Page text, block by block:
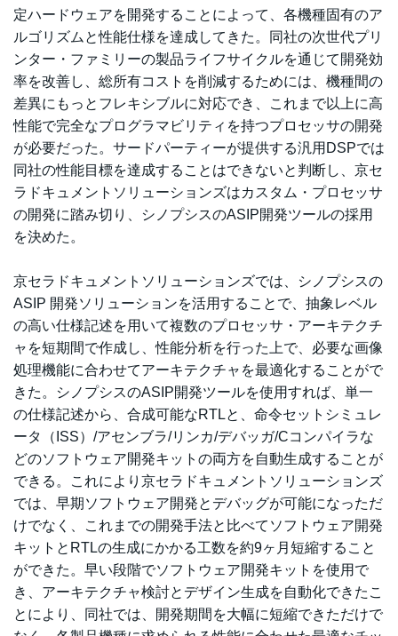
定ハードウェアを開発することによって、各機種固有のア
ルゴリズムと性能仕様を達成してきた。同社の次世代プリ
ンター・ファミリーの製品ライフサイクルを通じて開発効
率を改善し、総所有コストを削減するためには、機種間の
差異にもっとフレキシブルに対応でき、これまで以上に高
性能で完全なプログラマビリティを持つプロセッサの開発
が必要だった。サードパーティーが提供する汎用DSPでは
同社の性能目標を達成することはできないと判断し、京セ
ラドキュメントソリューションズはカスタム・プロセッサ
の開発に踏み切り、シノプシスのASIP開発ツールの採用
を決めた。
京セラドキュメントソリューションズでは、シノプシスの
ASIP 開発ソリューションを活用することで、抽象レベル
の高い仕様記述を用いて複数のプロセッサ・アーキテクチ
ャを短期間で作成し、性能分析を行った上で、必要な画像
処理機能に合わせてアーキテクチャを最適化することがで
きた。シノプシスのASIP開発ツールを使用すれば、単一
の仕様記述から、合成可能なRTLと、命令セットシミュレ
ータ（ISS）/アセンブラ/リンカ/デバッガ/Cコンパイラな
どのソフトウェア開発キットの両方を自動生成することが
できる。これにより京セラドキュメントソリューションズ
では、早期ソフトウェア開発とデバッグが可能になっただ
けでなく、これまでの開発手法と比べてソフトウェア開発
キットとRTLの生成にかかる工数を約9ヶ月短縮すること
ができた。早い段階でソフトウェア開発キットを使用で
き、アーキテクチャ検討とデザイン生成を自動化できたこ
とにより、同社では、開発期間を大幅に短縮できただけで